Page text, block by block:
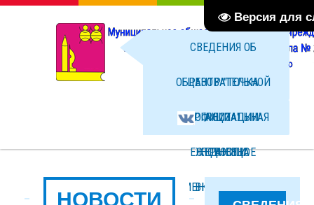
Версия для
СВЕДЕНИЯ ОБ
ОБРАЗОВАТЕЛЬНОЙ
ОРГАНИЗАЦИИ
НОВОСТИ
ЦЕНТР "ТОЧКА
РОСТА"
ЕЖЕДНЕВНОЕ
МЕНЮ ГОРЯЧЕГО
ОФИЦИАЛЬНАЯ
СТРАНИЦА
ВКОНТАКТЕ
НОВОСТИ